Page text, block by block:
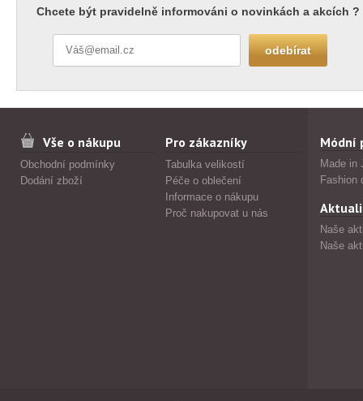
Chcete být pravidelně informováni o novinkách a akcích ?
Vše o nákupu
Obchodní podmínky
Dodání zboží
Pro zákazníky
Tabulka velikostí
Péče o oblečení
Informace o nákupu
Proč nakupovat u nás
Módní
Made in
Fashion
Naše
Naše